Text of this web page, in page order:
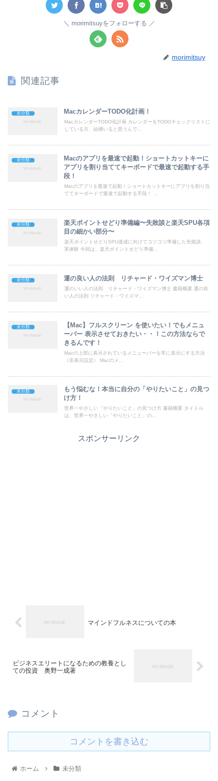
morimitsuyをフォローする
morimitsuy
関連記事
未分類 MacカレンダーTODO化計画！
MacカレンダーTODO化計画 カレンダーをTODOチェックリストに
している方、結構いると思うんで...
未分類
Macのアプリを最速で起動！ショートカットキーに
アプリを割り当ててキーボードで最速で起動する手
段！
Macのアプリを最速で起動！ショートカットキーにアプリを割り当
ててキーボードで最速で起動する手段！ ...
未分類
楽天ポイントせどり準備編〜失敗談と楽天SPU各項
目の細かい部分〜
楽天ポイントせどりSPU達成に向けてコツコツ準備した失敗談、
実体験 今回は、楽天ポイントせどり準備...
未分類 運の良い人の法則 リチャード・ワイズマン博士
運のいい人の法則 リチャード・ワイズマン博士 書籍概要 運の良
い人の法則 リチャード・ワイズマ...
未分類
【Mac】フルスクリーン を使いたい！でもメニュ
ーバー 表示させておきたい・・！この方法ならで
きるんです！
Macの上部に表示されているメニューバーを常に表示にする方法
（非表示設定） Macのメ...
未分類
もう悩むな！本当に自分の「やりたいこと」の見つ
け方！
世界一やさしい「やりたいこと」の見つけ方 書籍概要 タイトル
は、世界一やさしい「やりたいこと」の...
スポンサーリンク
マインドフルネスについての本
ビジネスエリートになるための教養とし
ての投資 奥野一成著
コメント
コメントを書き込む
ホーム 未分類